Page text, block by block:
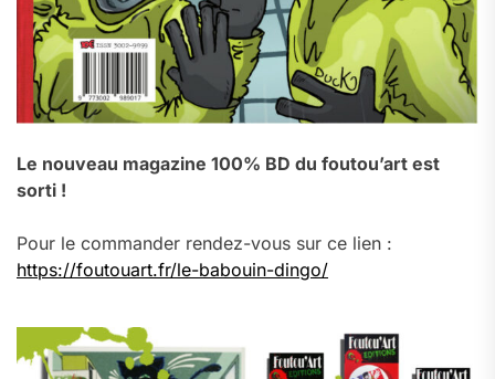
Le nouveau magazine 100% BD du foutou’art est
sorti !
Pour le commander rendez-vous sur ce lien :
https://foutouart.fr/le-babouin-dingo/